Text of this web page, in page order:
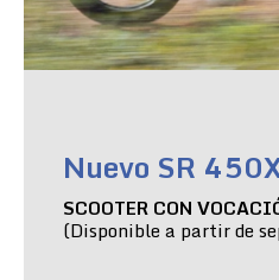
Nuevo SR
SCOOTER CON
(Disponible a partir de